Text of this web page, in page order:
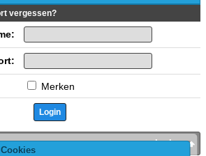
vergessen?
Merken
nach oben